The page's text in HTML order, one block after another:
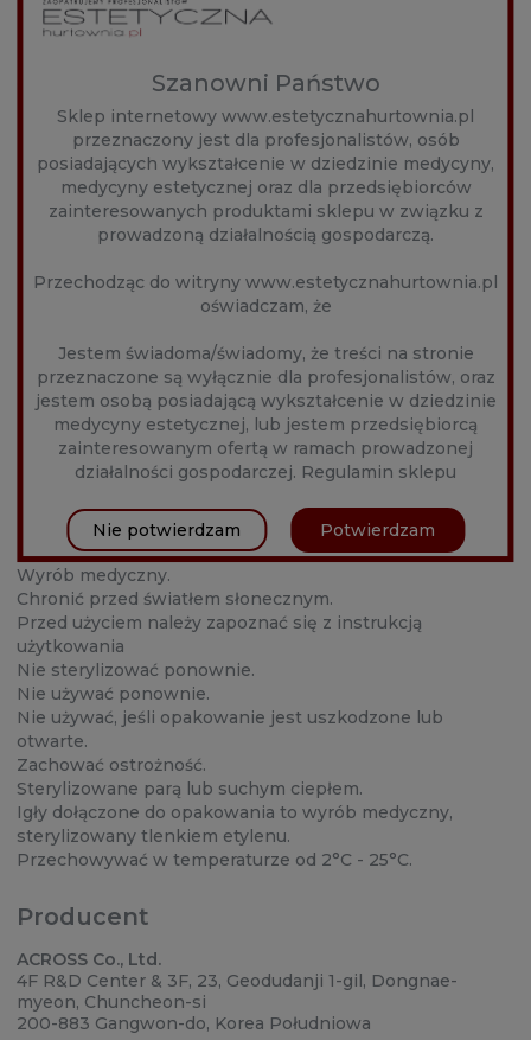
Lidokaina 0,3%
Produkt do stosowaniawyłącznieprzez
profesjonalistów.
Decydując się na zakup oświadczasz, że jesteś lekarzem
estetycznej.
BEZPIECZEŃSTWO
Certyfikaty i ostrzeżenie
bezpieczeństwa
Posiada oznaczenie CE (zgodność z normami UE).
Przechowywać w suchym i chłodnym miejscu.
Produkt może być stosowany wyłącznie przez
profesjonalistów.
Wyrób medyczny.
Chronić przed światłem słonecznym.
Przed użyciem należy zapoznać się z instrukcją
użytkowania
Nie sterylizować ponownie.
Nie używać ponownie.
Nie używać, jeśli opakowanie jest uszkodzone lub
otwarte.
Zachować ostrożność.
Sterylizowane parą lub suchym ciepłem.
Igły dołączone do opakowania to wyrób medyczny,
sterylizowany tlenkiem etylenu.
Przechowywać w temperaturze od 2°C - 25°C.
Producent
ACROSS Co., Ltd.
4F R&D Center & 3F, 23, Geodudanji 1-gil, Dongnae-
myeon, Chuncheon-si
200-883 Gangwon-do, Korea Południowa
Szanowni Państwo
Sklep internetowy www.estetycznahurtownia.pl
przeznaczony jest dla profesjonalistów, osób
posiadających wykształcenie w dziedzinie medycyny,
medycyny estetycznej oraz dla przedsiębiorców
zainteresowanych produktami sklepu w związku z
prowadzoną działalnością gospodarczą.
Przechodząc do witryny www.estetycznahurtownia.pl
oświadczam, że
Jestem świadoma/świadomy, że treści na stronie
przeznaczone są wyłącznie dla profesjonalistów, oraz
jestem osobą posiadającą wykształcenie w dziedzinie
medycyny estetycznej, lub jestem przedsiębiorcą
zainteresowanym ofertą w ramach prowadzonej
działalności gospodarczej. Regulamin sklepu
Nie potwierdzam Potwierdzam